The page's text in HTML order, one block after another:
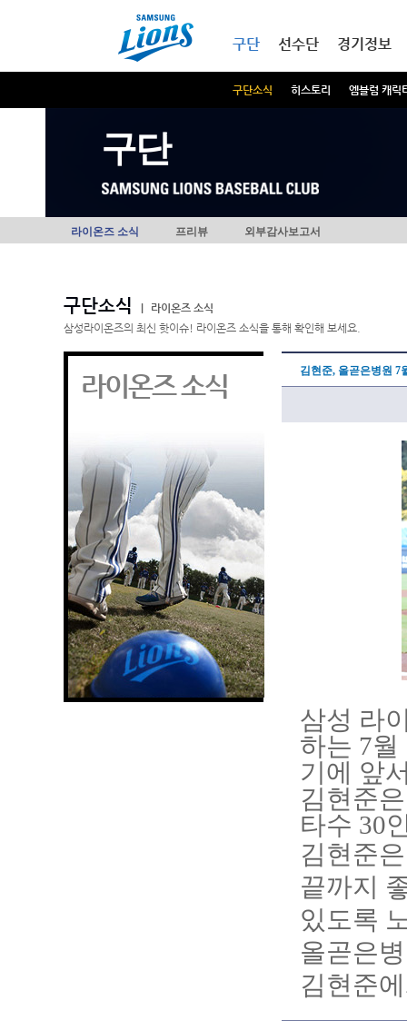
구단
구단소식 히스토리 엠블럼 캐릭
선수단 경기정보
구단
라이온즈 소식 프리뷰 외부감사보고서
구단소식
라이온즈 소식
삼성라이온즈의 최신 핫이슈! 라이온즈 소식을 통해 확인해 보세요.
라이온즈 소식 김현준, 올곧은병원 7
삼성 라
하는 7
기에 앞
김현준
타수 30
김현준
끝까지
있도록
올곧은
김현준